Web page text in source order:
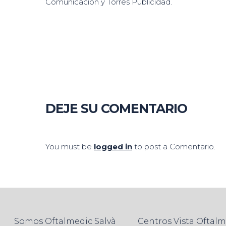
DEJE SU COMENTARIO
You must be logged in to post a Comentario.
Somos Oftalmedic Salvà
Centros Vista